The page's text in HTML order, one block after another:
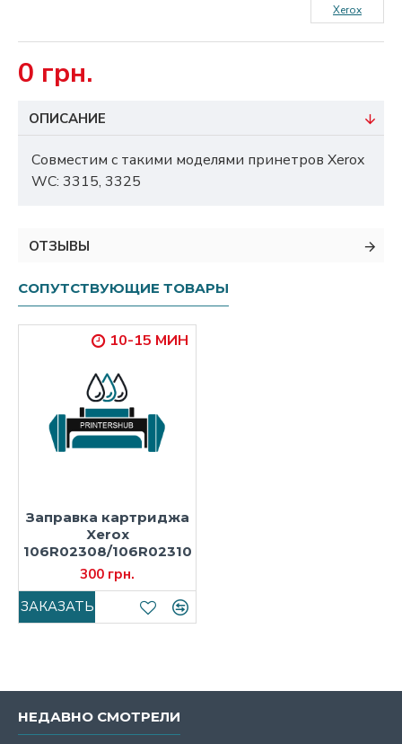
0 грн.
Xerox
ОПИСАНИЕ
Совместим с такими моделями принетров Xerox
WC: 3315, 3325
ОТЗЫВЫ
СОПУТСТВУЮЩИЕ ТОВАРЫ
10-15 МИН
Заправка картриджа
Xerox
106R02308/106R02310
300 грн.
ЗАКАЗАТЬ
НЕДАВНО СМОТРЕЛИ